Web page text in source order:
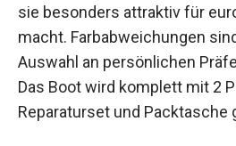
sie besonders attraktiv für
macht. Farbabweichungen
Auswahl an persönlichen
Das Boot wird komplett mit 2
Reparaturset und Packtasche